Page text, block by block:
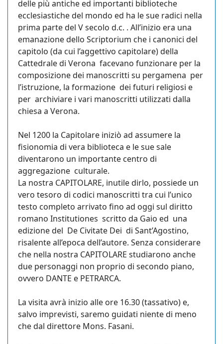
delle più antiche ed importanti biblioteche
ecclesiastiche del mondo ed ha le sue radici nella
prima parte del V secolo d.c. . All’inizio era una
emanazione dello Scriptorium che i canonici del
capitolo (da cui l’aggettivo capitolare) della
Cattedrale di Verona facevano funzionare per la
composizione dei manoscritti su pergamena per
l’istruzione, la formazione dei futuri religiosi e
per archiviare i vari manoscritti utilizzati dalla
chiesa a Verona.
Nel 1200 la Capitolare iniziò ad assumere la
fisionomia di vera biblioteca e le sue sale
diventarono un importante centro di
aggregazione culturale.
La nostra CAPITOLARE, inutile dirlo, possiede un
vero tesoro di codici manoscritti tra cui l’unico
testo completo arrivato fino ad oggi sul diritto
romano Institutiones scritto da Gaio ed una
edizione del De Civitate Dei di Sant’Agostino,
risalente all’epoca dell’autore. Senza considerare
che nella nostra CAPITOLARE studiarono anche
due personaggi non proprio di secondo piano,
ovvero DANTE e PETRARCA.
La visita avrà inizio alle ore 16.30 (tassativo) e,
salvo imprevisti, saremo guidati niente di meno
che dal direttore Mons. Fasani.